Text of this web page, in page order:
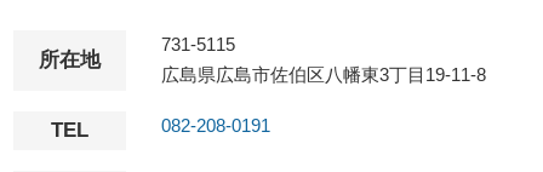
所在地
731-5115
広島県広島市佐伯区八幡東3丁目19-11-8
TEL 082-208-0191